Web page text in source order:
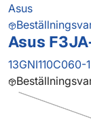
Asus
Asus
13GNI110C060-1